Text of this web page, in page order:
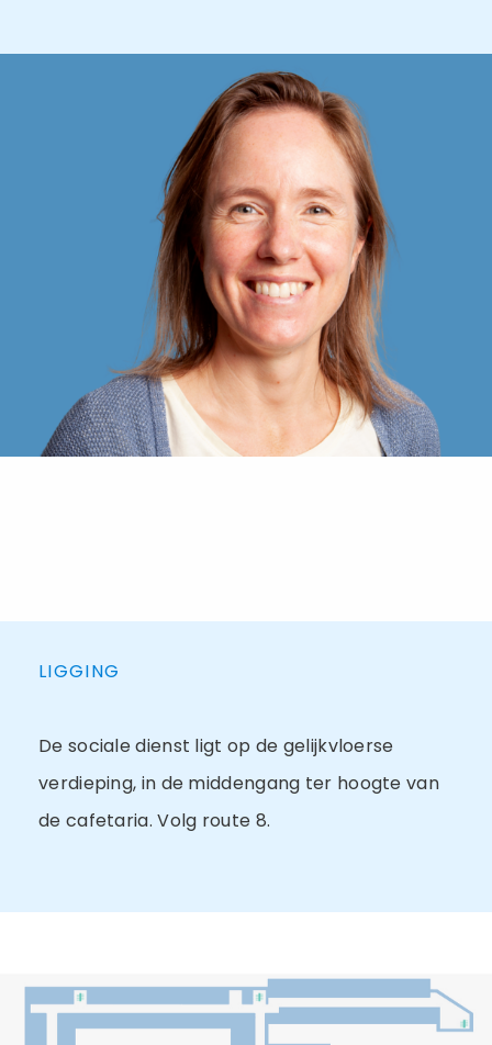
LIGGING
De sociale dienst ligt op de gelijkvloerse
verdieping, in de middengang ter hoogte van
de cafetaria. Volg route 8.